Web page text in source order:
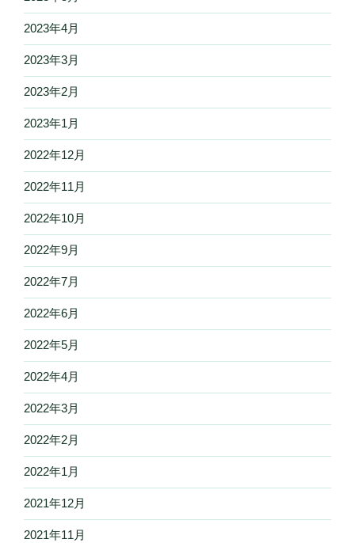
2023年4月
2023年3月
2023年2月
2023年1月
2022年12月
2022年11月
2022年10月
2022年9月
2022年7月
2022年6月
2022年5月
2022年4月
2022年3月
2022年2月
2022年1月
2021年12月
2021年11月